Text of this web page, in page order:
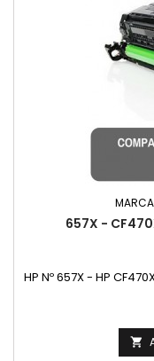
657X -
HP Nº 657X - HP
